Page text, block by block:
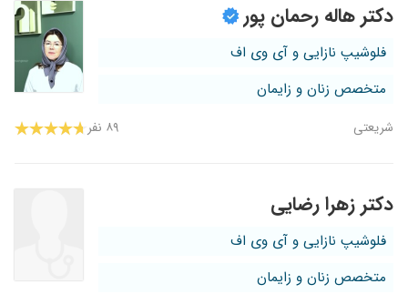
دکتر هاله رحمان پور
فلوشیپ نازایی و آی وی اف
متخصص زنان و زایمان
شریعتی ۸۹ نفر
دکتر زهرا رضایی
فلوشیپ نازایی و آی وی اف
متخصص زنان و زایمان